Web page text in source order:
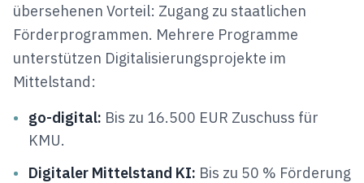
übersehenen Vorteil: Zugang zu staatlichen
Förderprogrammen. Mehrere Programme
unterstützen Digitalisierungsprojekte im
Mittelstand:
•
go-digital: Bis zu 16.500 EUR Zuschuss für
KMU.
•
Digitaler Mittelstand KI: Bis zu 50 % Förderung